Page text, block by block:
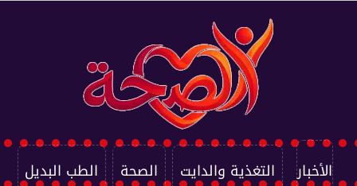
الأخبار التغذية والدايت الصحة الطب البديل